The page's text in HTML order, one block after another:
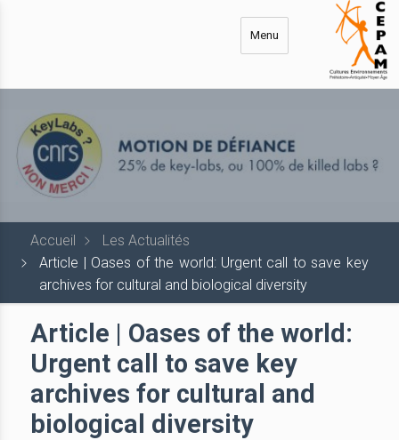
Menu
Accueil
Les Actualités
Article | Oases of the world: Urgent call to save key
archives for cultural and biological diversity
Article | Oases of the world:
Urgent call to save key
archives for cultural and
biological diversity